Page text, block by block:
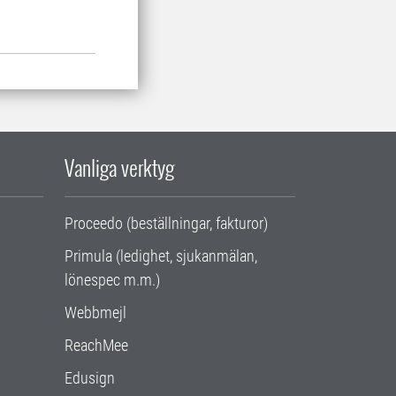
Vanliga verktyg
Proceedo (beställningar, fakturor)
Primula (ledighet, sjukanmälan,
lönespec m.m.)
Webbmejl
ReachMee
Edusign